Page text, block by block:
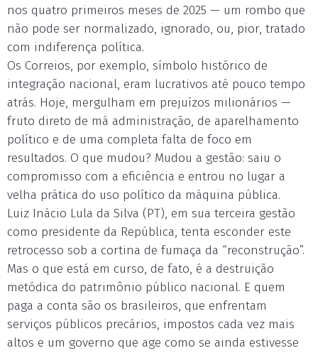
nos quatro primeiros meses de 2025 — um rombo que
não pode ser normalizado, ignorado, ou, pior, tratado
com indiferença política.
Os Correios, por exemplo, símbolo histórico de
integração nacional, eram lucrativos até pouco tempo
atrás. Hoje, mergulham em prejuízos milionários —
fruto direto de má administração, de aparelhamento
político e de uma completa falta de foco em
resultados. O que mudou? Mudou a gestão: saiu o
compromisso com a eficiência e entrou no lugar a
velha prática do uso político da máquina pública.
Luiz Inácio Lula da Silva (PT), em sua terceira gestão
como presidente da República, tenta esconder este
retrocesso sob a cortina de fumaça da “reconstrução”.
Mas o que está em curso, de fato, é a destruição
metódica do patrimônio público nacional. E quem
paga a conta são os brasileiros, que enfrentam
serviços públicos precários, impostos cada vez mais
altos e um governo que age como se ainda estivesse